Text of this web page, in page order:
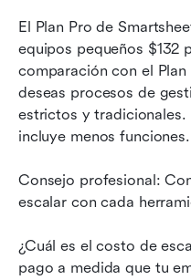
El Plan Pro de
equipos pequeños $132
comparación con el
deseas procesos de
estrictos y tradicionales.
incluye menos funciones.
Consejo profesional:
escalar con cada
¿Cuál es el costo de
pago a medida que tu